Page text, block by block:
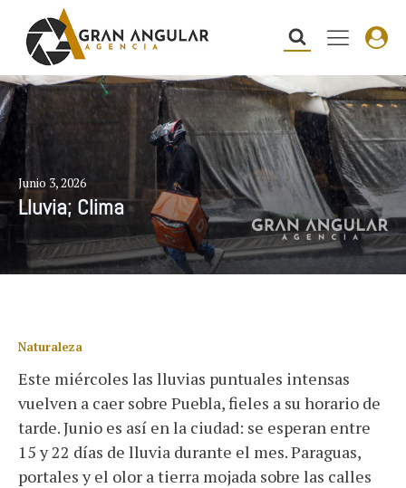
Junio 3, 2026
Lluvia; Clima
Naturaleza
Este miércoles las lluvias puntuales intensas
vuelven a caer sobre Puebla, fieles a su horario de
tarde. Junio es así en la ciudad: se esperan entre
15 y 22 días de lluvia durante el mes. Paraguas,
portales y el olor a tierra mojada sobre las calles